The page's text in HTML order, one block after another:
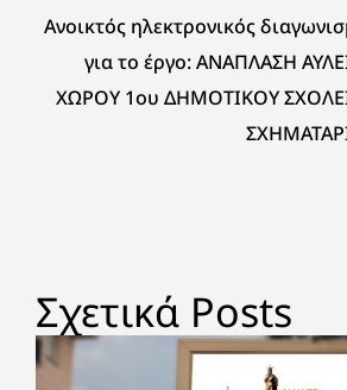
Ανοικτός ηλεκτρονικός
για το έργο: ΑΝΑΠΛΑΣΗ
ΧΩΡΟΥ 1ου ΔΗΜΟΤΙΚΟΥ
Σχετικά Posts